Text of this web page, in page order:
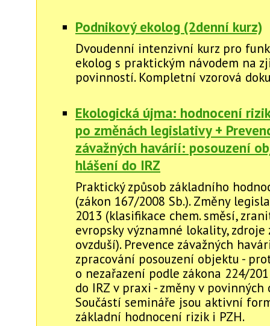
Podnikový ekolog (2denní kurz)
Dvoudenní intenzivní kurz pro
ekolog s praktickým návodem na
povinností. Kompletní vzorová
Ekologická újma: hodnocení
po změnách legislativy +
závažných havárií: posouzení
hlášení do IRZ
Praktický způsob základního
(zákon 167/2008 Sb.). Změny
2013 (klasifikace chem. směsí,
evropsky významné lokality, zdroje
ovzduší). Prevence závažných
zpracování posouzení objektu -
o nezařazení podle zákona 224/
do IRZ v praxi - změny v povinných
Součástí semináře jsou aktivní
základní hodnocení rizik i PZH.